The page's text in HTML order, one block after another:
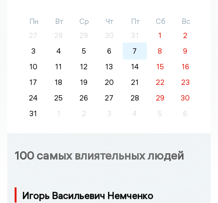
Пн Вт Ср Чт Пт Сб
Вс
27
28 29 30 31 1
2
3
4 5 6 7 8
9
10
11 12 13 14 15
16
17
18 19 20 21 22
23
24
25 26 27 28 29
30
31
1 2 3 4 5 6
100 самых влиятельных людей
Игорь Васильевич Немченко